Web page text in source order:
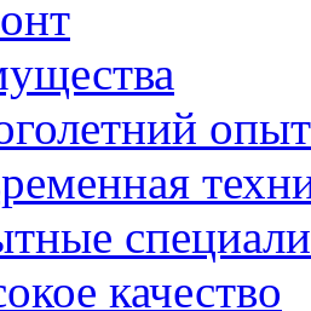
опыт
качество